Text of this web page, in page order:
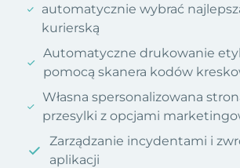
automatycznie wybrać
kurierską
Automatyczne drukowanie
pomocą skanera kodów
Własna spersonalizowana
przesylki z opcjami
Zarządzanie incydentami i
aplikacji